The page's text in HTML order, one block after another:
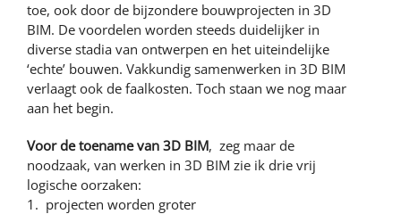
LEAN bouwen
Werkgebied
Intern opleiden en doorgroeien
Blom opleidingen
toe, ook door de bijzondere bouwprojecten in 3D
BIM. De voordelen worden steeds duidelijker in
diverse stadia van ontwerpen en het uiteindelijke
‘echte’ bouwen. Vakkundig samenwerken in 3D BIM
verlaagt ook de faalkosten. Toch staan we nog maar
aan het begin.
Voor de toename van 3D BIM, zeg maar de
noodzaak, van werken in 3D BIM zie ik drie vrij
logische oorzaken:
1. projecten worden groter